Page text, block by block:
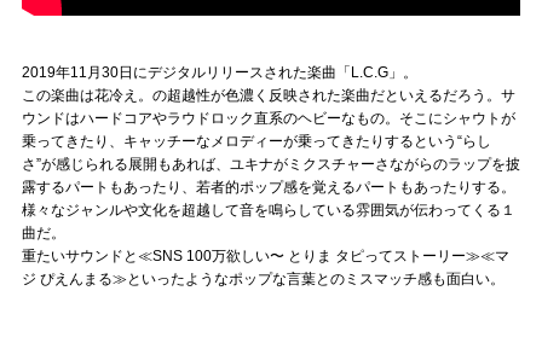
2019年11月30日にデジタルリリースされた楽曲「L.C.G」。
この楽曲は花冷え。の超越性が色濃く反映された楽曲だといえるだろう。サ
ウンドはハードコアやラウドロック直系のヘビーなもの。そこにシャウトが
乗ってきたり、キャッチーなメロディーが乗ってきたりするという“らし
さ”が感じられる展開もあれば、ユキナがミクスチャーさながらのラップを披
露するパートもあったり、若者的ポップ感を覚えるパートもあったりする。
様々なジャンルや文化を超越して音を鳴らしている雰囲気が伝わってくる１
曲だ。
重たいサウンドと≪SNS 100万欲しい〜 とりま タピってストーリー≫≪マ
ジ ぴえんまる≫といったようなポップな言葉とのミスマッチ感も面白い。